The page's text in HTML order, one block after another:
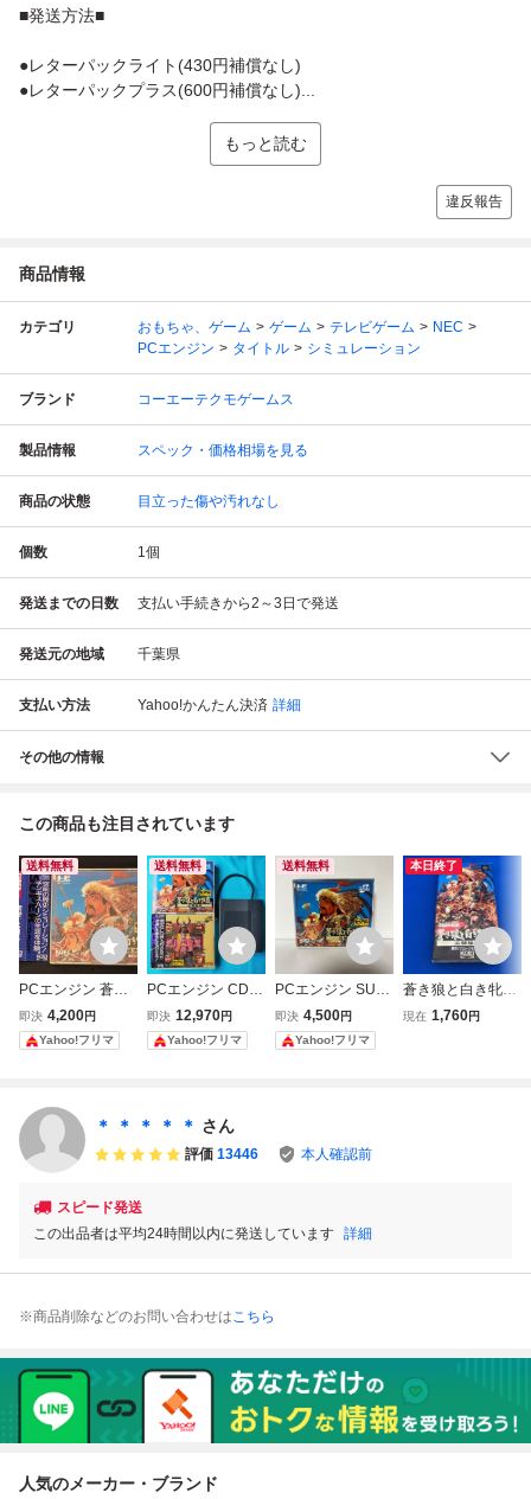
■発送方法■
●レターパックライト(430円補償なし)
●レターパックプラス(600円補償なし)...
もっと読む
違反報告
商品情報
カテゴリ おもちゃ、ゲーム ゲーム テレビゲーム
NEC
PCエンジン
タイトル シミュレーション
ブランド コーエーテクモゲームス
製品情報 スペック・価格相場を見る
商品の状態 目立った傷や汚れなし
個数 1個
発送までの日数 支払い手続きから2～3日で発送
発送元の地域 千葉県
支払い方法 Yahoo!かんたん決済 詳細
その他の情報
この商品も注目されています
送料無料
PCエンジン 蒼き
狼と白き牝鹿
即決 4,200円
Yahoo!フリマ
送料無料
PCエンジン CD-R
OM2『蒼き狼と白
き牝鹿 元朝秘史』
『信長の野望 全国
即決 12,970円
Yahoo!フリマ
送料無料
PCエンジン SUP
ER CD-ROM2 蒼
き狼と白き牝鹿 元
朝秘史 KOEI
即決 4,500円
Yahoo!フリマ
本日終了
蒼き狼と白き牝鹿
元朝秘史
現在 1,760円
＊ ＊ ＊ ＊ ＊ さん
評価 13446 本人確認前
スピード発送
この出品者は平均24時間以内に発送しています 詳細
※商品削除などのお問い合わせはこちら
人気のメーカー・ブランド